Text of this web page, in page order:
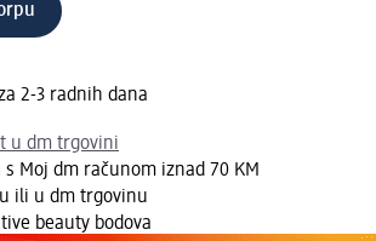
2-3 radnih dana
u dm trgovini
s Moj dm računom iznad 70 KM
ili u dm trgovinu
beauty bodova